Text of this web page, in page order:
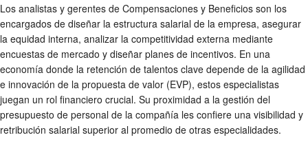
Los analistas y gerentes de Compensaciones y Beneficios son los
encargados de diseñar la estructura salarial de la empresa, asegurar
la equidad interna, analizar la competitividad externa mediante
encuestas de mercado y diseñar planes de incentivos. En una
economía donde la retención de talentos clave depende de la agilidad
e innovación de la propuesta de valor (EVP), estos especialistas
juegan un rol financiero crucial. Su proximidad a la gestión del
presupuesto de personal de la compañía les confiere una visibilidad y
retribución salarial superior al promedio de otras especialidades.